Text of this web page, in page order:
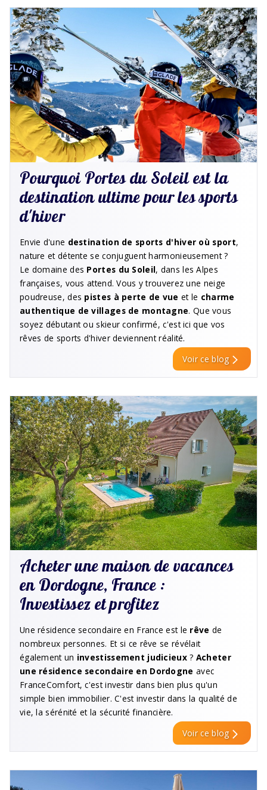
Pourquoi Portes du Soleil est la
destination ultime pour les sports
d'hiver
Envie d'une destination de sports d'hiver où sport,
nature et détente se conjuguent harmonieusement ?
Le domaine des Portes du Soleil, dans les Alpes
françaises, vous attend. Vous y trouverez une neige
poudreuse, des pistes à perte de vue et le charme
authentique de villages de montagne. Que vous
soyez débutant ou skieur confirmé, c'est ici que vos
rêves de sports d'hiver deviennent réalité.
Voir ce blog
Acheter une maison de vacances
en Dordogne, France :
Investissez et profitez
Une résidence secondaire en France est le rêve de
nombreux personnes. Et si ce rêve se révélait
également un investissement judicieux? Acheter
une résidence secondaire en Dordogne avec
FranceComfort, c'est investir dans bien plus qu'un
simple bien immobilier. C'est investir dans la qualité de
vie, la sérénité et la sécurité financière.
Voir ce blog